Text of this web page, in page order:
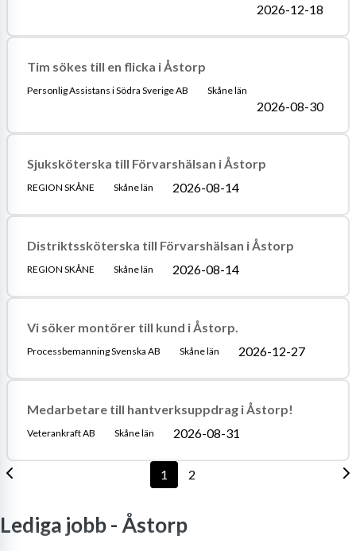
2026-12-18
Tim sökes till en flicka i Åstorp
Personlig Assistans i Södra Sverige AB Skåne län
2026-08-30
Sjuksköterska till Förvarshälsan i Åstorp
REGION SKÅNE Skåne län 2026-08-14
Distriktssköterska till Förvarshälsan i Åstorp
REGION SKÅNE Skåne län 2026-08-14
Vi söker montörer till kund i Åstorp.
Processbemanning Svenska AB Skåne län 2026-12-27
Medarbetare till hantverksuppdrag i Åstorp!
Veterankraft AB Skåne län 2026-08-31
1 2
Lediga jobb - Åstorp